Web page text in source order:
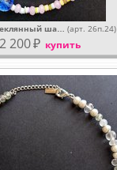
ша… (арт. 26п.24)
2 200₽ купить